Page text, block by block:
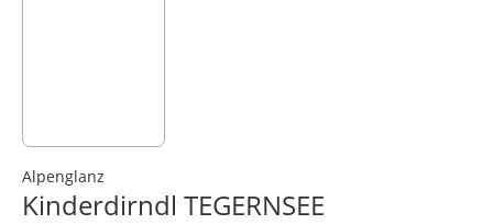
Alpenglanz
Kinderdirndl TEGERNSEE